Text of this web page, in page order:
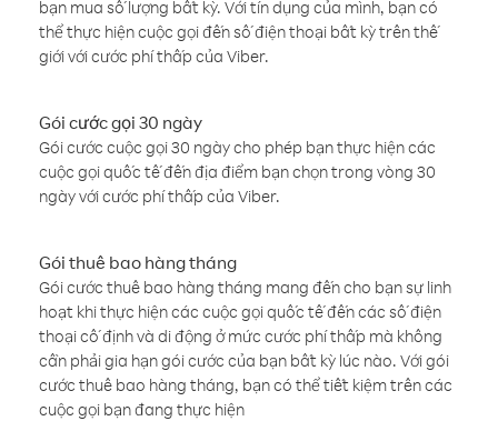
bạn mua số lượng bất kỳ. Với tín dụng của mình, bạn có
thể thực hiện cuộc gọi đến số điện thoại bất kỳ trên thế
giới với cước phí thấp của Viber.
Gói cước gọi 30 ngày
Gói cước cuộc gọi 30 ngày cho phép bạn thực hiện các
cuộc gọi quốc tế đến địa điểm bạn chọn trong vòng 30
ngày với cước phí thấp của Viber.
Gói thuê bao hàng tháng
Gói cước thuê bao hàng tháng mang đến cho bạn sự linh
hoạt khi thực hiện các cuộc gọi quốc tế đến các số điện
thoại cố định và di động ở mức cước phí thấp mà không
cần phải gia hạn gói cước của bạn bất kỳ lúc nào. Với gói
cước thuê bao hàng tháng, bạn có thể tiết kiệm trên các
cuộc gọi bạn đang thực hiện